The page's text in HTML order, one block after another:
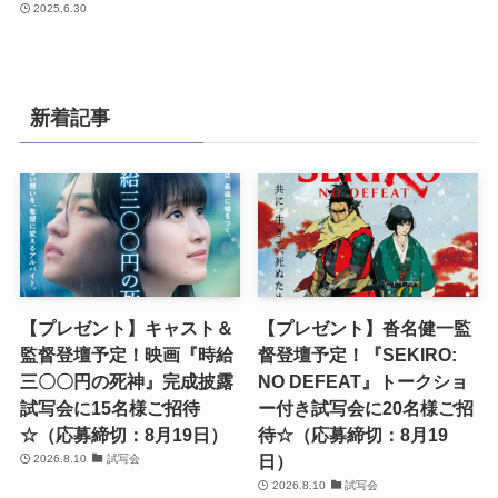
2025.6.30
新着記事
【プレゼント】キャスト＆
監督登壇予定！映画『時給
三〇〇円の死神』完成披露
試写会に15名様ご招待
☆（応募締切：8月19日）
2026.8.10 試写会
【プレゼント】沓名健一監
督登壇予定！『SEKIRO:
NO DEFEAT』トークショ
ー付き試写会に20名様ご招
待☆（応募締切：8月19
日）
2026.8.10 試写会